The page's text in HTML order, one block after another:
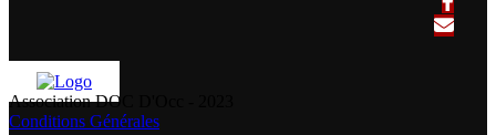
Association DOC D'Occ - 2023
Conditions Générales